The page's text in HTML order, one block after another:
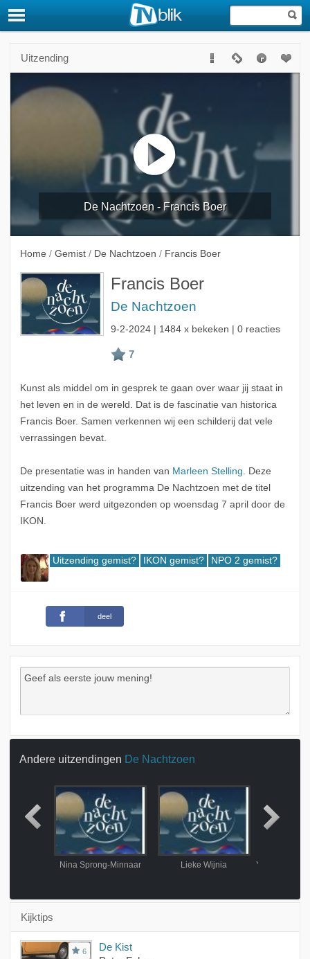
Uitzending
De Nachtzoen - Francis Boer
Home / Gemist / De Nachtzoen / Francis Boer
Francis Boer
De Nachtzoen
9-2-2024| 1484 x bekeken | 0 reacties
Kunst als middel om in gesprek te gaan over waar jij staat in
het leven en in de wereld. Dat is de fascinatie van historica
Francis Boer. Samen verkennen wij een schilderij dat vele
verrassingen bevat.
De presentatie was in handen van Marleen Stelling. Deze
uitzending van het programma De Nachtzoen met de titel
Francis Boer werd uitgezonden op woensdag 7 april door de
IKON.
Uitzending gemist? IKON gemist? NPO 2 gemist?
deel
Andere uitzendingen De Nachtzoen
Nina Sprong-Minnaar Lieke Wijnia
Kijktips
6
De Kist